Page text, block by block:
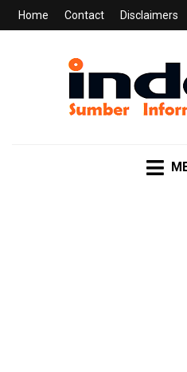
Home Contact Disclaimers